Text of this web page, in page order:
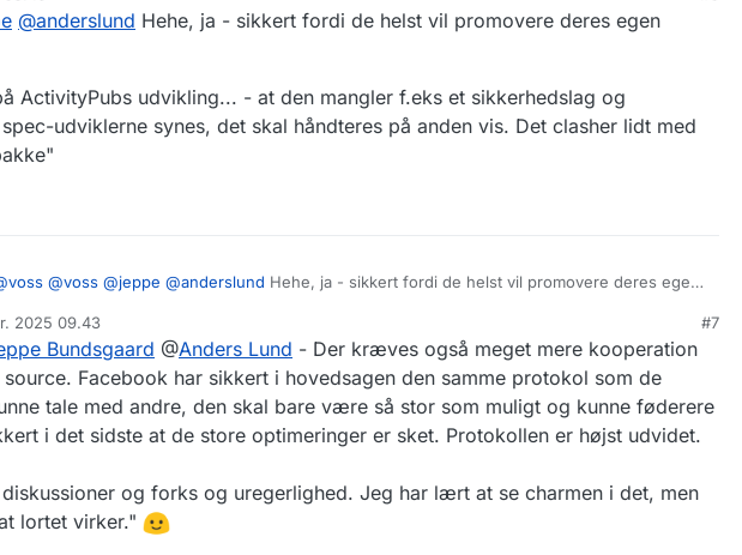
@anderslund Hehe, ja - sikkert fordi de helst vil promovere deres egen
ActivityPubs udvikling... - at den mangler f.eks et sikkerhedslag og
udviklerne synes, det skal håndteres på anden vis. Det clasher lidt med
voss @voss @jeppe @anderslund
hvad status er på ActivityPubs udvikling... - at den mangler f.eks et sikkerhedslag og
også skyldes at spec-udviklerne synes, det skal håndteres på anden vis. Det clasher lidt
vil have en "samlet pakke"
2025 09.43 #7
Bundsgaard @Anders Lund - Der kræves også meget mere kooperation
Facebook har sikkert i hovedsagen den samme protokol som de
tale med andre, den skal bare være så stor som muligt og kunne føderere
i det sidste at de store optimeringer er sket. Protokollen er højst udvidet.
og forks og uregerlighed. Jeg har lært at se charmen i det, men
lortet virker."